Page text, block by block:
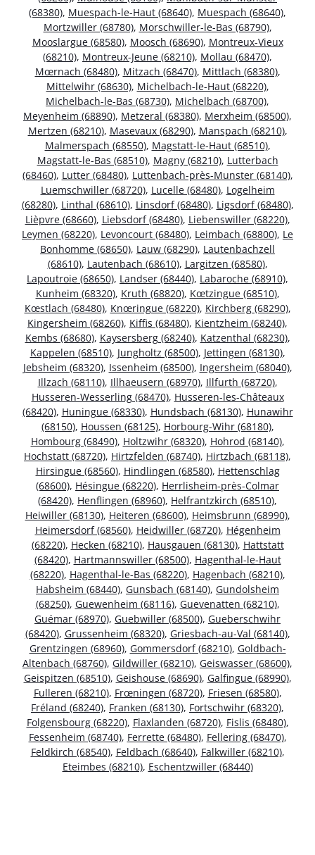
(68380), Muespach-le-Haut (68640), Muespach (68640),
Mortzwiller (68780), Morschwiller-le-Bas (68790),
Mooslargue (68580), Moosch (68690), Montreux-Vieux
(68210), Montreux-Jeune (68210), Mollau (68470),
Mœrnach (68480), Mitzach (68470), Mittlach (68380),
Mittelwihr (68630), Michelbach-le-Haut (68220),
Michelbach-le-Bas (68730), Michelbach (68700),
Meyenheim (68890), Metzeral (68380), Merxheim (68500),
Mertzen (68210), Masevaux (68290), Manspach (68210),
Malmerspach (68550), Magstatt-le-Haut (68510),
Magstatt-le-Bas (68510), Magny (68210), Lutterbach
(68460), Lutter (68480), Luttenbach-près-Munster (68140),
Luemschwiller (68720), Lucelle (68480), Logelheim
(68280), Linthal (68610), Linsdorf (68480), Ligsdorf (68480),
Lièpvre (68660), Liebsdorf (68480), Liebenswiller (68220),
Leymen (68220), Levoncourt (68480), Leimbach (68800), Le
Bonhomme (68650), Lauw (68290), Lautenbachzell
(68610), Lautenbach (68610), Largitzen (68580),
Lapoutroie (68650), Landser (68440), Labaroche (68910),
Kunheim (68320), Kruth (68820), Kœtzingue (68510),
Kœstlach (68480), Knœringue (68220), Kirchberg (68290),
Kingersheim (68260), Kiffis (68480), Kientzheim (68240),
Kembs (68680), Kaysersberg (68240), Katzenthal (68230),
Kappelen (68510), Jungholtz (68500), Jettingen (68130),
Jebsheim (68320), Issenheim (68500), Ingersheim (68040),
Illzach (68110), Illhaeusern (68970), Illfurth (68720),
Husseren-Wesserling (68470), Husseren-les-Châteaux
(68420), Huningue (68330), Hundsbach (68130), Hunawihr
(68150), Houssen (68125), Horbourg-Wihr (68180),
Hombourg (68490), Holtzwihr (68320), Hohrod (68140),
Hochstatt (68720), Hirtzfelden (68740), Hirtzbach (68118),
Hirsingue (68560), Hindlingen (68580), Hettenschlag
(68600), Hésingue (68220), Herrlisheim-près-Colmar
(68420), Henflingen (68960), Helfrantzkirch (68510),
Heiwiller (68130), Heiteren (68600), Heimsbrunn (68990),
Heimersdorf (68560), Heidwiller (68720), Hégenheim
(68220), Hecken (68210), Hausgauen (68130), Hattstatt
(68420), Hartmannswiller (68500), Hagenthal-le-Haut
(68220), Hagenthal-le-Bas (68220), Hagenbach (68210),
Habsheim (68440), Gunsbach (68140), Gundolsheim
(68250), Guewenheim (68116), Guevenatten (68210),
Guémar (68970), Guebwiller (68500), Gueberschwihr
(68420), Grussenheim (68320), Griesbach-au-Val (68140),
Grentzingen (68960), Gommersdorf (68210), Goldbach-
Altenbach (68760), Gildwiller (68210), Geiswasser (68600),
Geispitzen (68510), Geishouse (68690), Galfingue (68990),
Fulleren (68210), Frœningen (68720), Friesen (68580),
Fréland (68240), Franken (68130), Fortschwihr (68320),
Folgensbourg (68220), Flaxlanden (68720), Fislis (68480),
Fessenheim (68740), Ferrette (68480), Fellering (68470),
Feldkirch (68540), Feldbach (68640), Falkwiller (68210),
Eteimbes (68210), Eschentzwiller (68440)